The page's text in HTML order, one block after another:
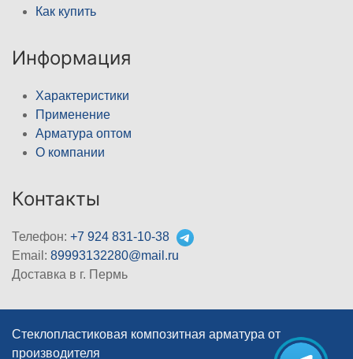
Как купить
Информация
Характеристики
Применение
Арматура оптом
О компании
Контакты
Телефон: +7 924 831-10-38
Email: 89993132280@mail.ru
Доставка в г. Пермь
Стеклопластиковая композитная арматура от
производителя